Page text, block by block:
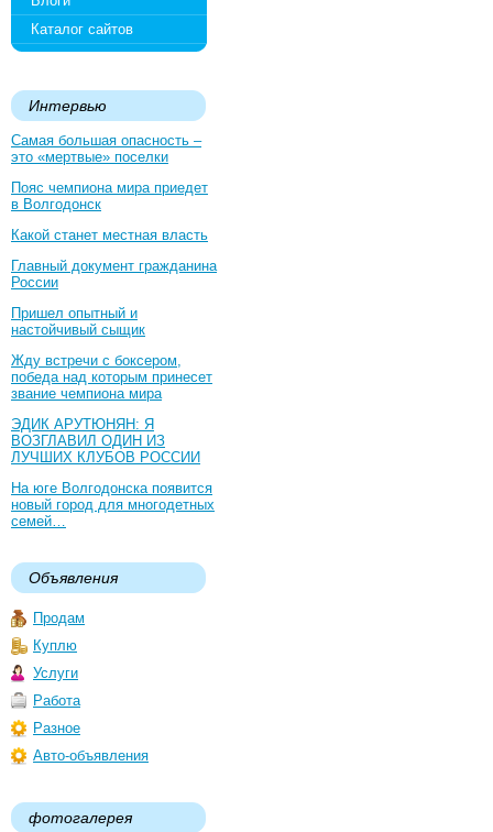
Каталог сайтов
Интервью
Самая большая опасность –
это «мертвые» поселки
Пояс чемпиона мира приедет
в Волгодонск
Какой станет местная власть
Главный документ гражданина
России
Пришел опытный и
настойчивый сыщик
Жду встречи с боксером,
победа над которым принесет
звание чемпиона мира
ЭДИК АРУТЮНЯН: Я
ВОЗГЛАВИЛ ОДИН ИЗ
ЛУЧШИХ КЛУБОВ РОССИИ
На юге Волгодонска появится
новый город для многодетных
семей…
Объявления
Продам
Куплю
Услуги
Работа
Разное
Авто-объявления
фотогалерея